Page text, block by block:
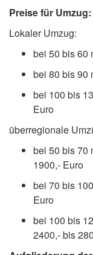
Preise für Umzug:
Lokaler Umzug:
bei 50 bis 60
bei 80 bis 90
bei 100 bis
Euro
überregionale
bei 50 bis 70
1900,- Euro
bei 70 bis
Euro
bei 100 bis
2400,- bis